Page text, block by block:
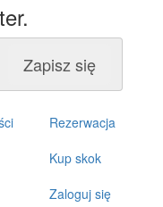
Zapisz się
Rezerwacja
Kup skok
Zaloguj się